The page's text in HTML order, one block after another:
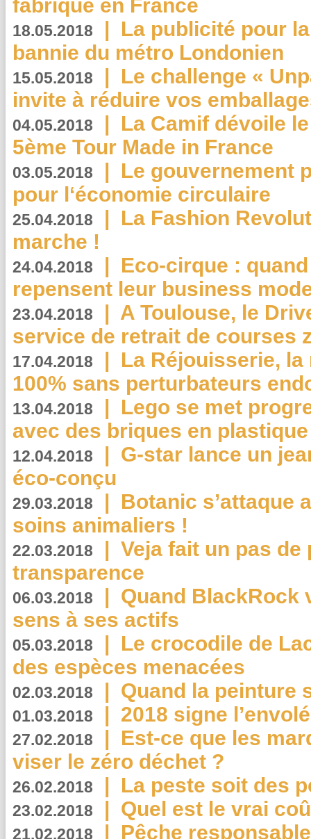
fabriqué en France
18.05.2018 | La publicité pour
bannie du métro Londonien
15.05.2018 | Le challenge «
invite à réduire vos
04.05.2018 | La Camif dévoile
5ème Tour Made in France
03.05.2018 | Le gouvernement
pour l‘économie circulaire
25.04.2018 | La Fashion
marche !
24.04.2018 | Eco-cirque :
repensent leur business
23.04.2018 | A Toulouse, le
service de retrait de courses
17.04.2018 | La Réjouisserie,
100% sans perturbateurs
13.04.2018 | Lego se met
avec des briques en
12.04.2018 | G-star lance un
éco-conçu
29.03.2018 | Botanic s’attaque
soins animaliers !
22.03.2018 | Veja fait un pas de
transparence
06.03.2018 | Quand BlackRock
sens à ses actifs
05.03.2018 | Le crocodile de
des espèces menacées
02.03.2018 | Quand la peinture
01.03.2018 | 2018 signe
27.02.2018 | Est-ce que les
viser le zéro déchet ?
26.02.2018 | La peste soit des
23.02.2018 | Quel est le vrai
21.02.2018 | Pêche